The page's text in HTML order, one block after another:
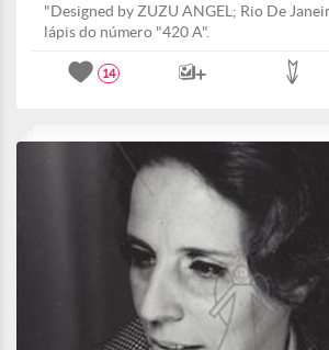
"Designed by ZUZU ANGEL; Rio De
lápis do número "420 A".
14